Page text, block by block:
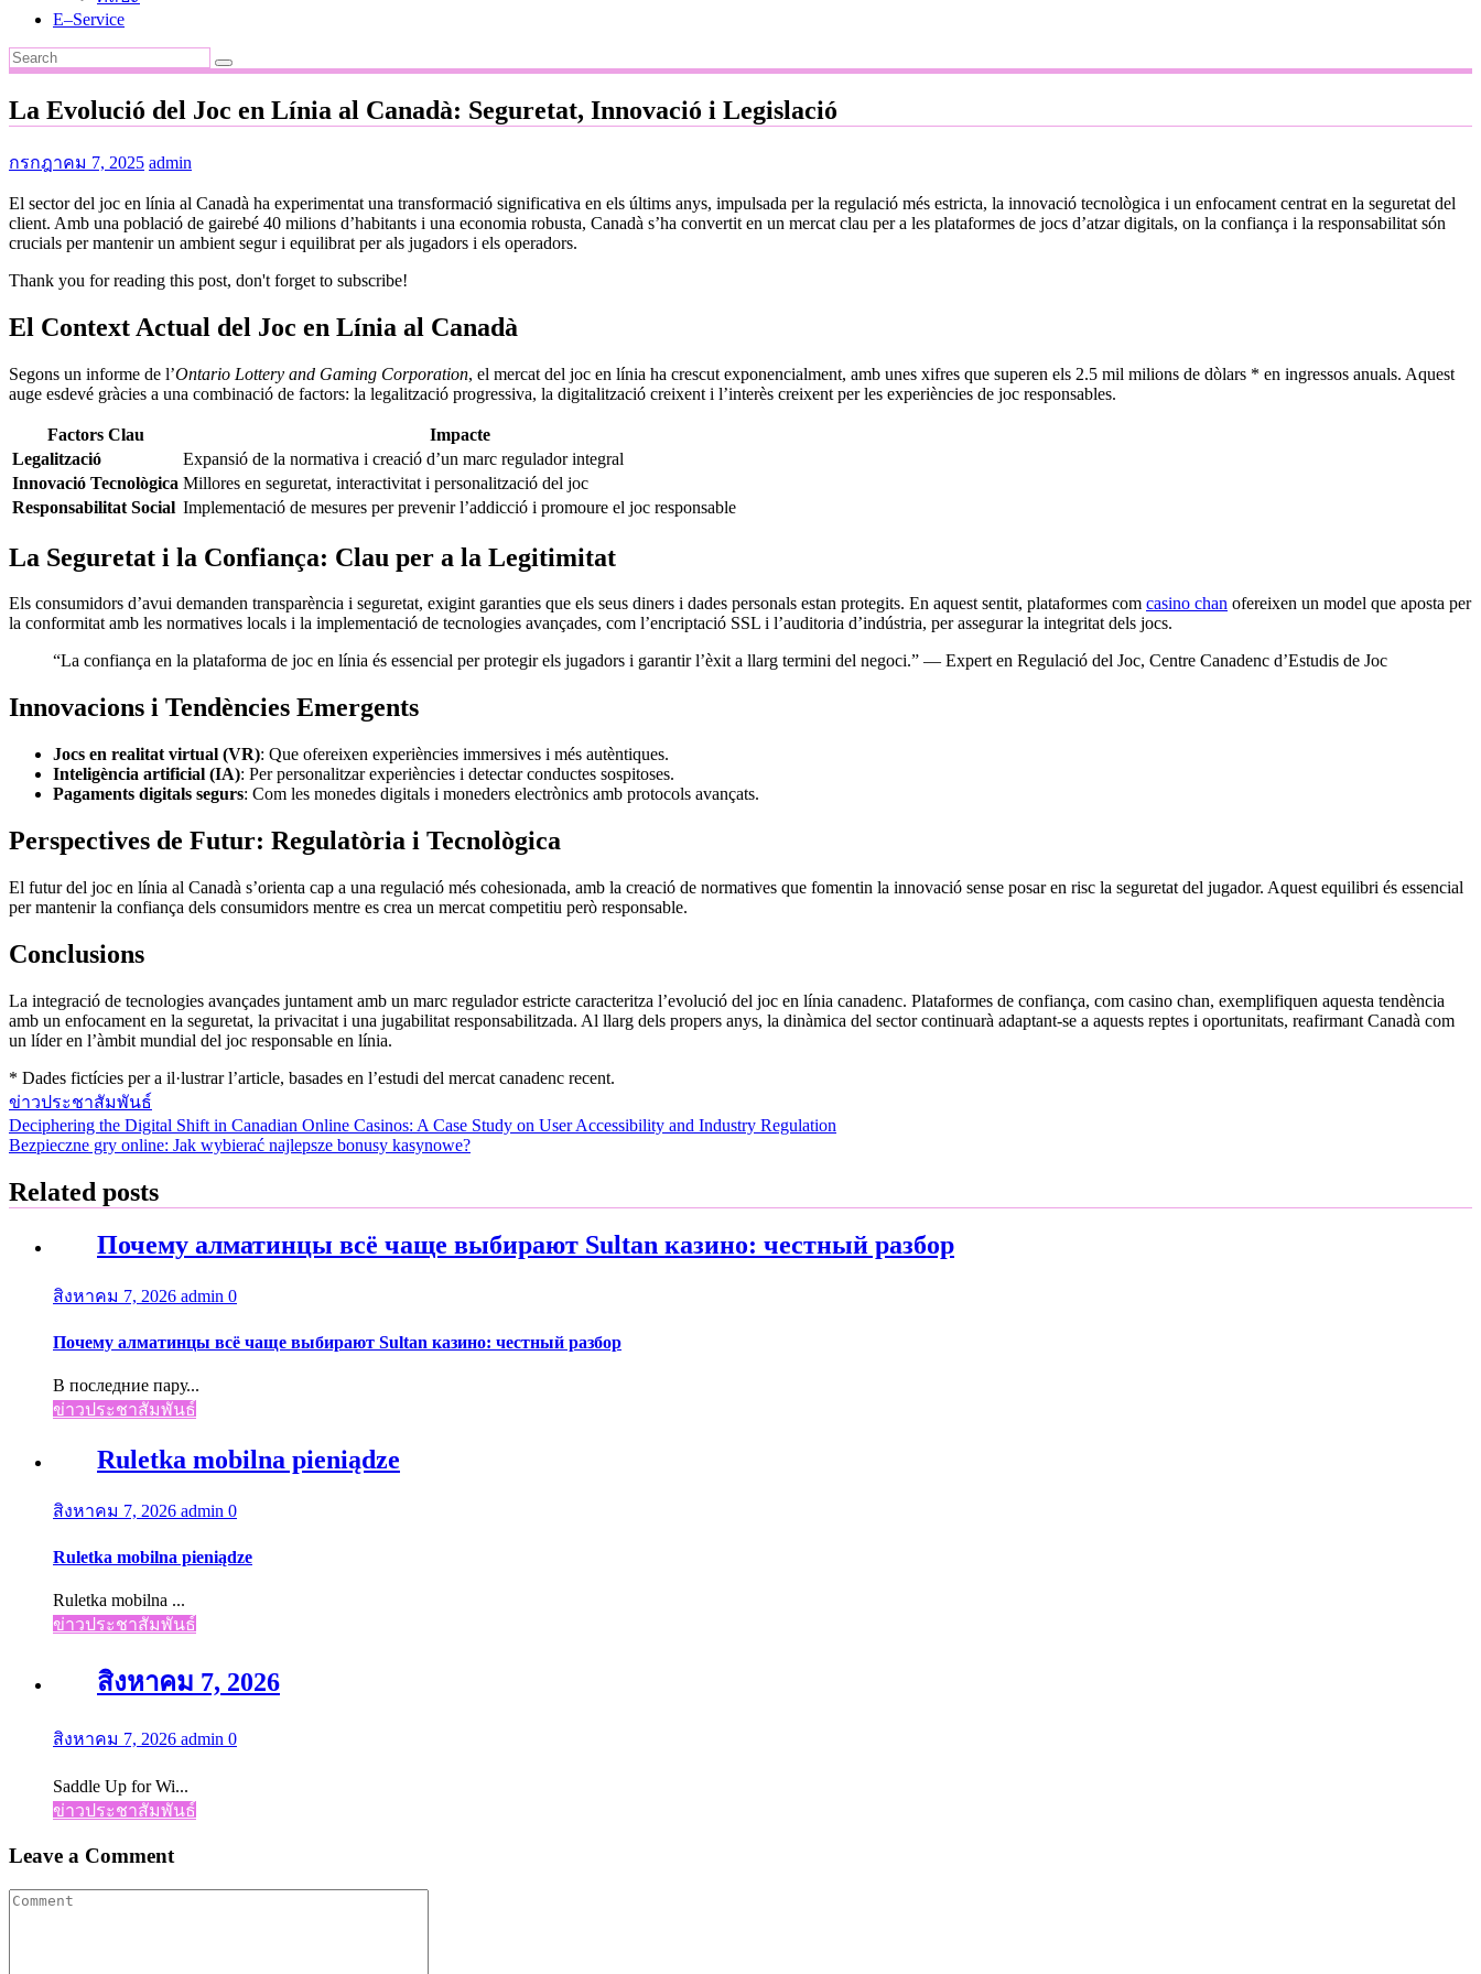
E–Service
La Evolució del Joc en Línia al Canadà: Seguretat, Innovació i Legislació
กรกฎาคม 7, 2025 admin
El sector del joc en línia al Canadà ha experimentat una transformació significativa en els últims anys, impulsada per la regulació més estricta, la innovació tecnològica i un enfocament centrat en la seguretat del
client. Amb una població de gairebé 40 milions d’habitants i una economia robusta, Canadà s’ha convertit en un mercat clau per a les plataformes de jocs d’atzar digitals, on la confiança i la responsabilitat són
crucials per mantenir un ambient segur i equilibrat per als jugadors i els operadors.
Thank you for reading this post, don't forget to subscribe!
El Context Actual del Joc en Línia al Canadà
Segons un informe de l’Ontario Lottery and Gaming Corporation, el mercat del joc en línia ha crescut exponencialment, amb unes xifres que superen els 2.5 mil milions de dòlars * en ingressos anuals. Aquest
auge esdevé gràcies a una combinació de factors: la legalització progressiva, la digitalització creixent i l’interès creixent per les experiències de joc responsables.
Factors Clau
Impacte
Legalització
Expansió de la normativa i creació d’un marc regulador integral
Innovació Tecnològica Millores en seguretat, interactivitat i personalització del joc
Responsabilitat Social Implementació de mesures per prevenir l’addicció i promoure el joc responsable
La Seguretat i la Confiança: Clau per a la Legitimitat
Els consumidors d’avui demanden transparència i seguretat, exigint garanties que els seus diners i dades personals estan protegits. En aquest sentit, plataformes com casino chan ofereixen un model que aposta per
la conformitat amb les normatives locals i la implementació de tecnologies avançades, com l’encriptació SSL i l’auditoria d’indústria, per assegurar la integritat dels jocs.
“La confiança en la plataforma de joc en línia és essencial per protegir els jugadors i garantir l’èxit a llarg termini del negoci.” — Expert en Regulació del Joc, Centre Canadenc d’Estudis de Joc
Innovacions i Tendències Emergents
Jocs en realitat virtual (VR): Que ofereixen experiències immersives i més autèntiques.
Inteligència artificial (IA): Per personalitzar experiències i detectar conductes sospitoses.
Pagaments digitals segurs: Com les monedes digitals i moneders electrònics amb protocols avançats.
Perspectives de Futur: Regulatòria i Tecnològica
El futur del joc en línia al Canadà s’orienta cap a una regulació més cohesionada, amb la creació de normatives que fomentin la innovació sense posar en risc la seguretat del jugador. Aquest equilibri és essencial
per mantenir la confiança dels consumidors mentre es crea un mercat competitiu però responsable.
Conclusions
La integració de tecnologies avançades juntament amb un marc regulador estricte caracteritza l’evolució del joc en línia canadenc. Plataformes de confiança, com casino chan, exemplifiquen aquesta tendència
amb un enfocament en la seguretat, la privacitat i una jugabilitat responsabilitzada. Al llarg dels propers anys, la dinàmica del sector continuarà adaptant-se a aquests reptes i oportunitats, reafirmant Canadà com
un líder en l’àmbit mundial del joc responsable en línia.
* Dades fictícies per a il·lustrar l’article, basades en l’estudi del mercat canadenc recent.
ข่าวประชาสัมพันธ์
แนะแนว
เรื่อง
Deciphering the Digital Shift in Canadian Online Casinos: A Case Study on User Accessibility and Industry Regulation
Bezpieczne gry online: Jak wybierać najlepsze bonusy kasynowe?
Related posts
Почему алматинцы всё чаще выбирают Sultan казино: честный разбор
สิงหาคม 7, 2026 admin 0
Почему алматинцы всё чаще выбирают Sultan казино: честный разбор
В последние пару...
ข่าวประชาสัมพันธ์
Ruletka mobilna pieniądze
สิงหาคม 7, 2026 admin 0
Ruletka mobilna pieniądze
Ruletka mobilna ...
ข่าวประชาสัมพันธ์
สิงหาคม 7, 2026
สิงหาคม 7, 2026 admin 0
Saddle Up for Wi...
ข่าวประชาสัมพันธ์
Leave a Comment